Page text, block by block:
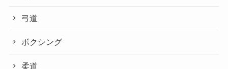
弓道
ボクシング
柔道